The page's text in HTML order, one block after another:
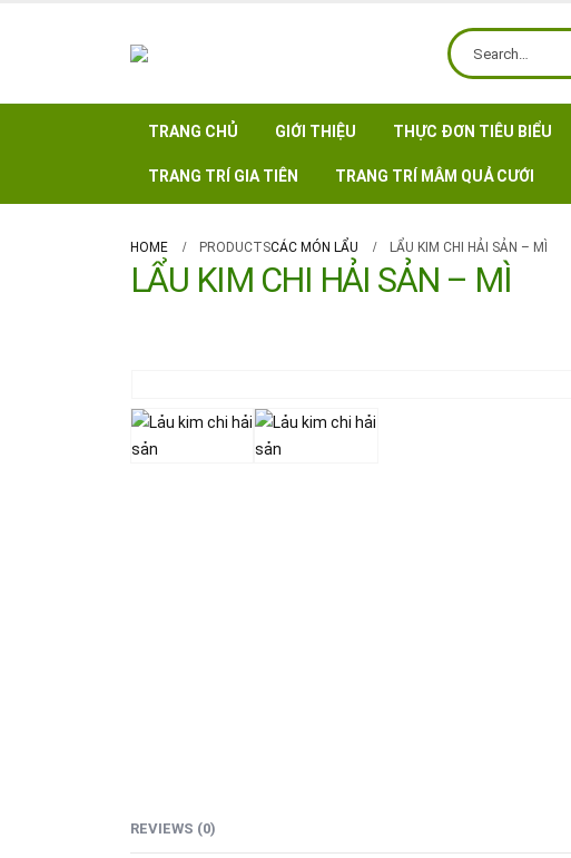
TRANG CHỦ GIỚI THIỆU THỰC ĐƠN TIÊU BIỂU
TRANG TRÍ GIA TIÊN TRANG TRÍ MÂM QUẢ CƯỚI
HOME PRODUCTSCÁC MÓN LẨU LẨU KIM CHI HẢI SẢN – MÌ
LẨU KIM CHI HẢI SẢN – MÌ
REVIEWS (0)